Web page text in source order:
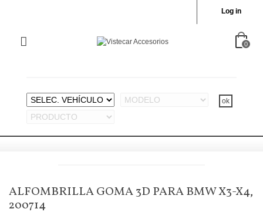
Log in
0
ALFOMBRILLA GOMA 3D PARA BMW X3-X4,
200714